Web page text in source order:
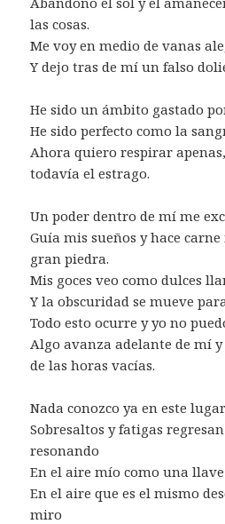
las cosas.
Me voy en medio de vanas
Y dejo tras de mí un falso
He sido un ámbito gastado
He sido perfecto como la
Ahora quiero respirar
todavía el estrago.
Un poder dentro de mí me
Guía mis sueños y hace
gran piedra.
Mis goces veo como dulces
Y la obscuridad se mueve
Todo esto ocurre y yo no
Algo avanza adelante de mí
de las horas vacías.
Nada conozco ya en este
Sobresaltos y fatigas
resonando
En el aire mío como una
En el aire que es el mismo
miro